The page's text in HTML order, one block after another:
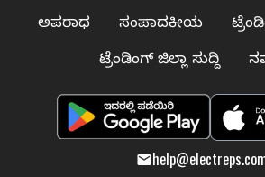
ಅಪರಾಧ
ಸಂಪಾದಕೀಯ
ಟ್ರೆಂಡಿಂಗ್ ಜಿಲ್ಲಾ ಸುದ್ದಿ